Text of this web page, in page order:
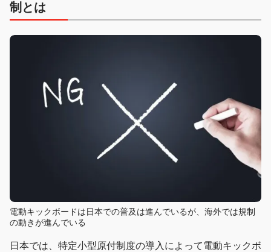
制とは
電動キックボードは日本での普及は進んでいるが、海外では規制
の動きが進んでいる
日本では、特定小型原付制度の導入によって電動キックボ